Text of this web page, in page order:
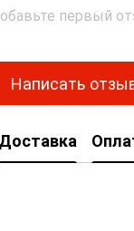
первый
Написать
Доставка